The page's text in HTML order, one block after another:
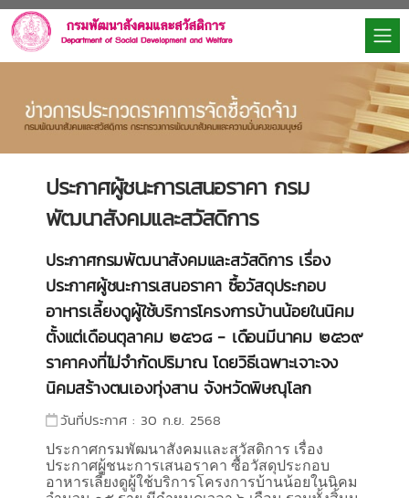
ประกาศผู้ชนะการเสนอราคา กรม
พัฒนาสังคมและสวัสดิการ
ประกาศกรมพัฒนาสังคมและสวัสดิการ เรื่อง
ประกาศผู้ชนะการเสนอราคา ซื้อวัสดุประกอบ
อาหารเลี้ยงดูผู้ใช้บริการโครงการบ้านน้อยในนิคม
ตั้งแต่เดือนตุลาคม ๒๕๖๘ - เดือนมีนาคม ๒๕๖๙
ราคาคงที่ไม่จำกัดปริมาณ โดยวิธีเฉพาะเจาะจง
นิคมสร้างตนเองทุ่งสาน จังหวัดพิษณุโลก
วันที่ประกาศ : 30 ก.ย. 2568
ประกาศกรมพัฒนาสังคมและสวัสดิการ เรื่อง
ประกาศผู้ชนะการเสนอราคา ซื้อวัสดุประกอบ
อาหารเลี้ยงดูผู้ใช้บริการโครงการบ้านน้อยในนิคม